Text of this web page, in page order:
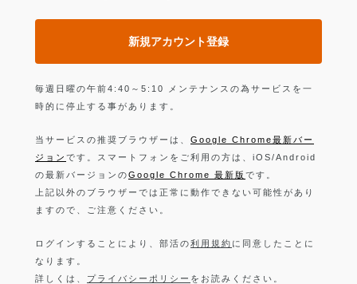
新規アカウント登録
毎週日曜の午前4:40～5:10 メンテナンスの為サービスを一
時的に停止する事があります。
当サービスの推奨ブラウザーは、 Google Chrome最新バー
ジョン です。スマートフォンをご利用の方は、iOS/Android
の最新バージョンのGoogle Chrome 最新版 です。
上記以外のブラウザーでは正常に動作できない可能性があり
ますので、ご注意ください。
ログインすることにより、部活の利用規約 に同意したことに
なります。
詳しくは、 プライバシーポリシー をお読みください。